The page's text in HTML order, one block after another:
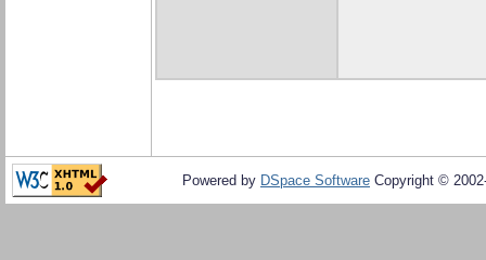
Powered by DSpace Software Copyright ©